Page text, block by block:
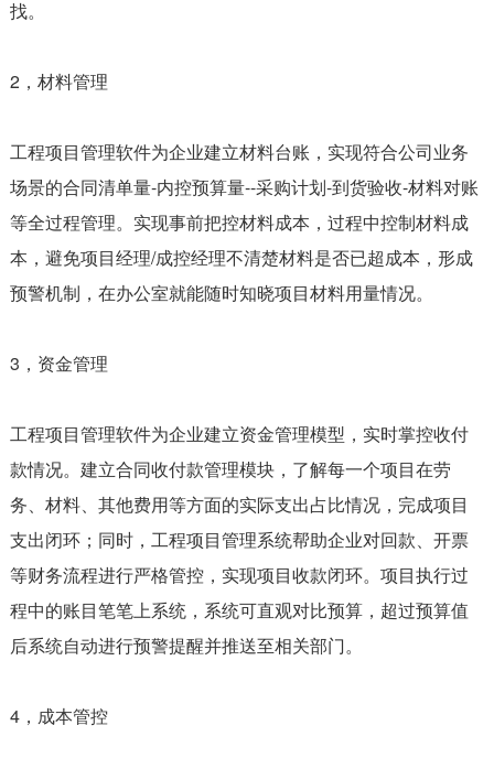
找。
2，材料管理
工程项目管理软件为企业建立材料台账，实现符合公司业务
场景的合同清单量-内控预算量--采购计划-到货验收-材料对账
等全过程管理。实现事前把控材料成本，过程中控制材料成
本，避免项目经理/成控经理不清楚材料是否已超成本，形成
预警机制，在办公室就能随时知晓项目材料用量情况。
3，资金管理
工程项目管理软件为企业建立资金管理模型，实时掌控收付
款情况。建立合同收付款管理模块，了解每一个项目在劳
务、材料、其他费用等方面的实际支出占比情况，完成项目
支出闭环；同时，工程项目管理系统帮助企业对回款、开票
等财务流程进行严格管控，实现项目收款闭环。项目执行过
程中的账目笔笔上系统，系统可直观对比预算，超过预算值
后系统自动进行预警提醒并推送至相关部门。
4，成本管控